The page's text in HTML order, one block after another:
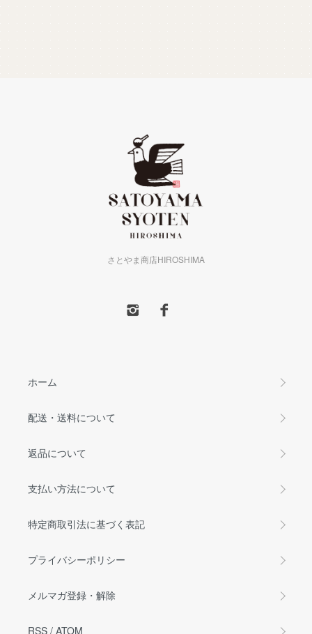
さとやま商店HIROSHIMA
ホーム
配送・送料について
返品について
支払い方法について
特定商取引法に基づく表記
プライバシーポリシー
メルマガ登録・解除
RSS / ATOM